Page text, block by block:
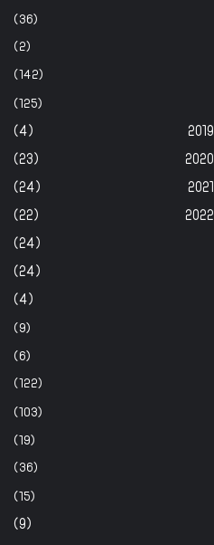
(36)
(2)
(142)
(125)
(4)
(23)
(24)
(22)
(24)
(24)
(4)
(9)
(6)
(122)
(103)
(19)
(36)
(15)
(9)